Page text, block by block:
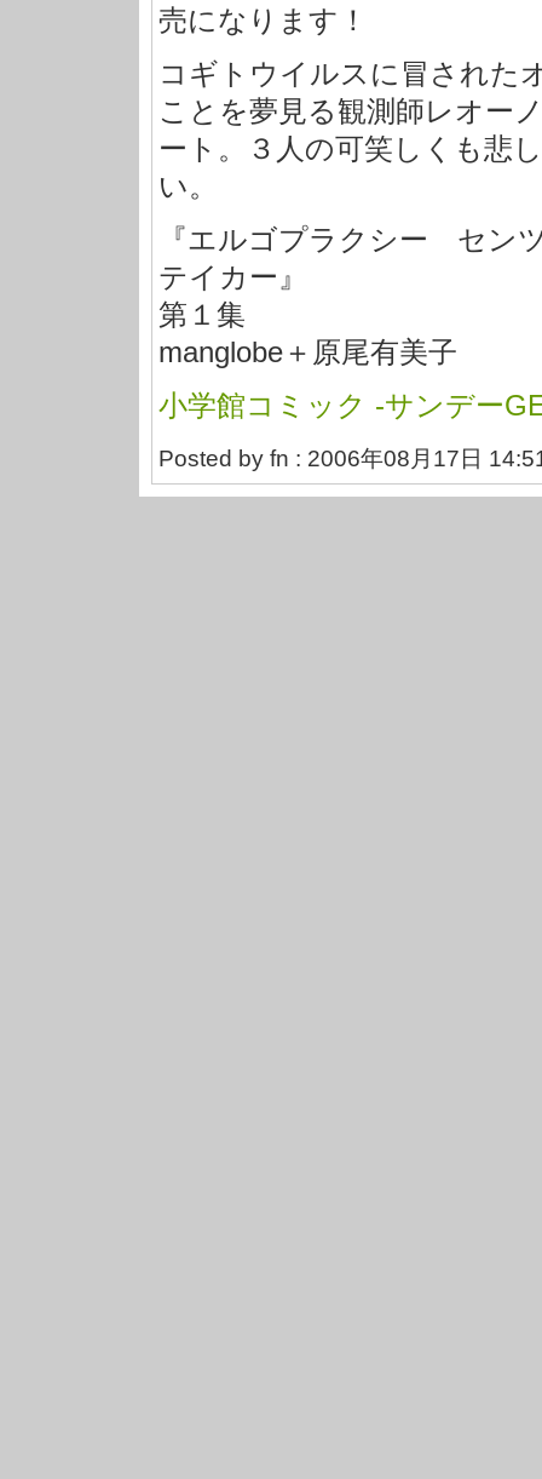
売になります！
コギトウイルスに冒された
ことを夢見る観測師レオー
ート。３人の可笑しくも悲
い。
『エルゴプラクシー セン
テイカー』
第１集
manglobe＋原尾有美子
小学館コミック -サンデー
Posted by fn : 2006年08月17日